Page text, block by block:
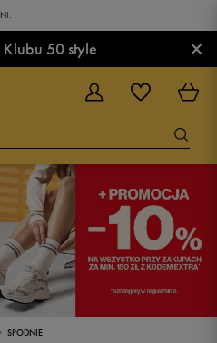
50 style ×
SPODNIE